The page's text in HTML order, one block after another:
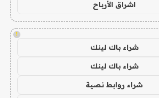
اشراق الأرباح
!
شراء باك لينك
شراء باك لينك
شراء روابط نصية